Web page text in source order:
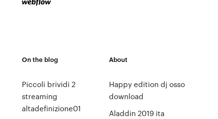
On the blog
Piccoli brividi 2
streaming
altadefinizione01
About
Happy edition dj osso
download
Aladdin 2019 ita